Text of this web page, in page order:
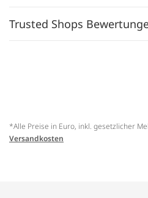
Trusted Shops
*Alle Preise in Euro, inkl. gesetzlicher
Versandkosten